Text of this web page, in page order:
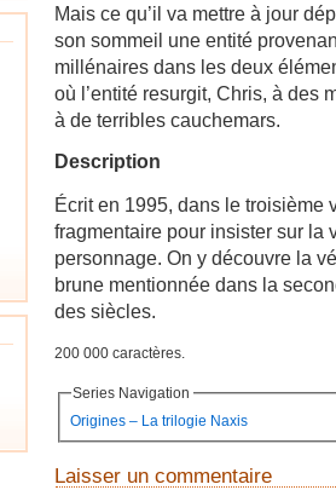
Mais ce qu’il va mettre à jour
son sommeil une entité
millénaires dans les deux
où l’entité resurgit, Chris, à des
à de terribles cauchemars.
Description
Écrit en 1995, dans le troisième
fragmentaire pour insister sur la
personnage. On y découvre la
brune mentionnée dans la
des siècles.
200 000 caractères.
Series Navigation
Origines – La trilogie Naxis
Laisser un commentaire